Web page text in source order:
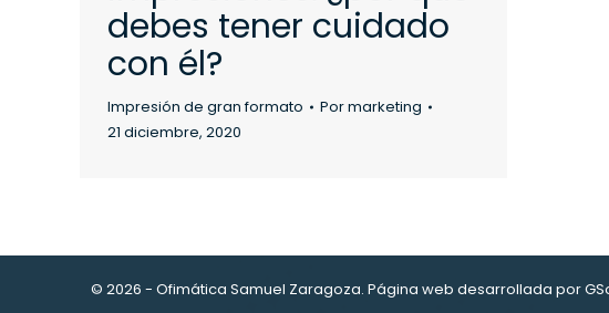
debes tener cuidado
con él?
Impresión de gran formato Pormarketing
21 diciembre, 2020
© 2026 - Ofimática Samuel Zaragoza. Página web desarrollada por